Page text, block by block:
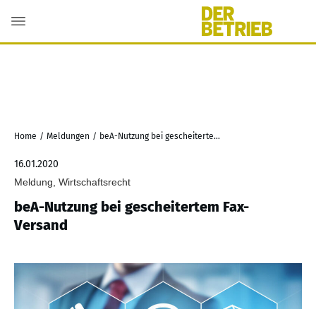
Home / Meldungen / beA-Nutzung bei gescheitertem Fax-Versand
16.01.2020
Meldung, Wirtschaftsrecht
beA-Nutzung bei gescheitertem Fax-
Versand